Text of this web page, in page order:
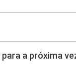
a próxima